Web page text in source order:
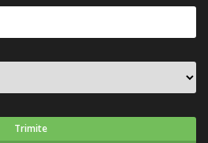
Trimite